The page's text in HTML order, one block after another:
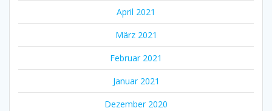
April 2021
März 2021
Februar 2021
Januar 2021
Dezember 2020